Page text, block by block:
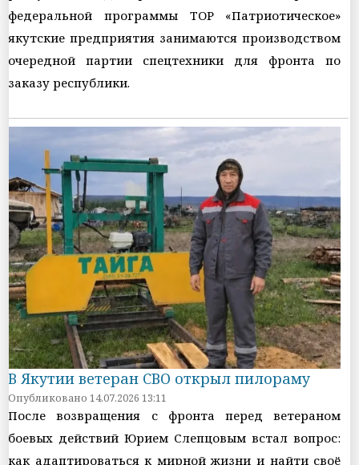
федеральной программы ТОР «Патриотическое»
якутские предприятия занимаются производством
очередной партии спецтехники для фронта по
заказу республики.
В Якутии ветеран СВО открыл пилораму
Опубликовано 14.07.2026 13:11
После возвращения с фронта перед ветераном
боевых действий Юрием Слепцовым встал вопрос:
как адаптироваться к мирной жизни и найти своё